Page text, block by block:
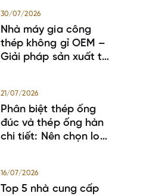
30/07/2026
Nhà máy gia công
thép không gỉ OEM –
Giải pháp sản xuất tối
21/07/2026
Phân biệt thép ống
đúc và thép ống hàn
chi tiết: Nên chọn loại
16/07/2026
Top 5 nhà cung cấp